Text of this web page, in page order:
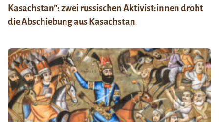
Kasachstan”: zwei russischen Aktivist:innen droht
die Abschiebung aus Kasachstan